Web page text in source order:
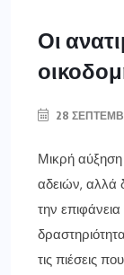
Οι
28
Μικρή
αδειών, αλλά
την
τις πιέσεις